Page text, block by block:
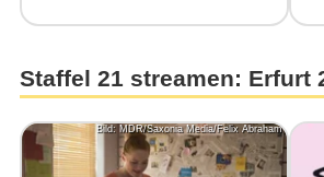
Staffel 21 streamen: Erfurt
Bild: MDR/Saxonia Media/Felix Abraham